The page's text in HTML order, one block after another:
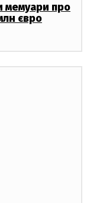
мемуари про
євро